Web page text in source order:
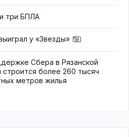
три БПЛА
у «Звезды»
Сбера в Рязанской
строится более 260 тысяч
метров жилья